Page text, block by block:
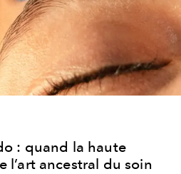
: quand la haute
l’art ancestral du soin